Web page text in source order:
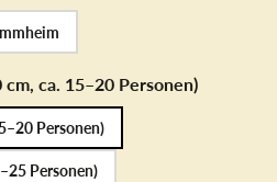
cm, ca. 15–20 Personen)
Personen)
Personen)